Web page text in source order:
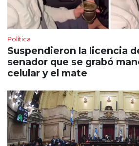
Política
Suspendieron la licencia
senador que se grabó
celular y el mate